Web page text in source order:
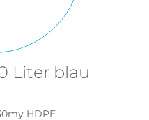
Liter blau
HDPE